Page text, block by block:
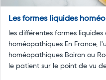
Les formes liquides
les différentes formes
homéopathiques En France,
homéopathiques Boiron ou
le patient sur le point de vu